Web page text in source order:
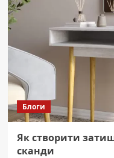
листопада
Блоги
Як створити
сканди